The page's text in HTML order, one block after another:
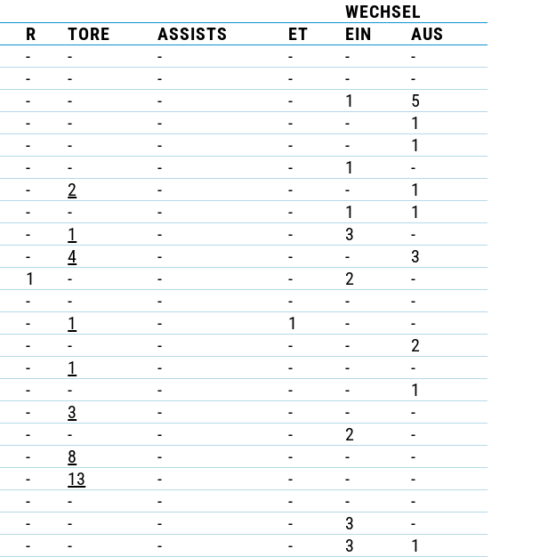
WECHSEL
R TORE ASSISTS ET EIN
AUS
- - - - -
-
- - - - -
-
- - - - 1
5
- - - - -
1
- - - - -
1
- - - - 1
-
- 2 - - -
1
- - - - 1
1
- 1 - - 3
-
- 4 - - -
3
1 - - - 2
-
- - - - -
-
- 1 - 1 -
-
- - - - -
2
- 1 - - -
-
- - - - -
1
- 3 - - -
-
- - - - 2
-
- 8 - - -
-
- 13 - - -
-
- - - - -
-
- - - - 3
-
- - - - 3 1